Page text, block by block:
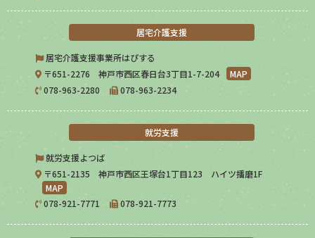
居宅介護支援
居宅介護支援事業所はぴする
〒651-2276 神戸市西区春日台3丁目1-7-204
MAP
078-963-2280
078-963-2234
就労支援
就労支援よつば
〒651-2135 神戸市西区王塚台1丁目123 ハイツ播磨1F
MAP
078-921-7771
078-921-7773